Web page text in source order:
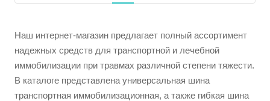
Наш интернет-магазин предлагает полный ассортимент
надежных средств для транспортной и лечебной
иммобилизации при травмах различной степени тяжести.
В каталоге представлена универсальная шина
транспортная иммобилизационная, а также гибкая шина